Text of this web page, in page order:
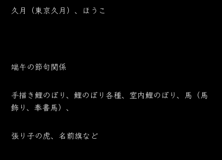
久月（東京久月）、ほうこ
端午の節句関係
手描き鯉のぼり、鯉のぼり各種、室内鯉のぼり、馬（馬
飾り、奉書馬）、
張り子の虎、名前旗など